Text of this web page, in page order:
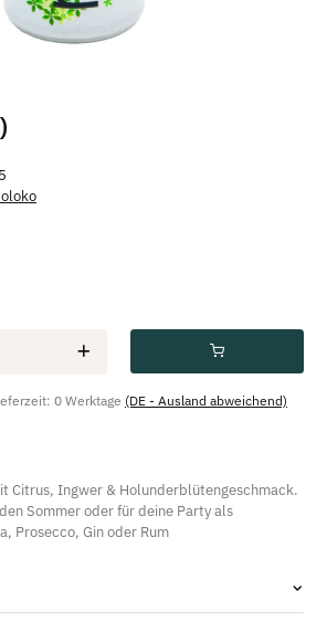
0 Werktage (DE - Ausland abweichend)
Citrus, Ingwer & Holunderblütengeschmack.
Sommer oder für deine Party als
Prosecco, Gin oder Rum